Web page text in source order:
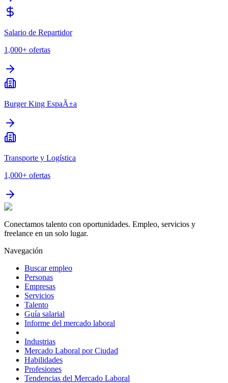
Salario de Repartidor
1,000+ ofertas
Burger King EspaÃ±a
Transporte y Logística
1,000+ ofertas
Conectamos talento con oportunidades. Empleo, servicios y
freelance en un solo lugar.
Navegación
Buscar empleo
Personas
Empresas
Servicios
Talento
Guía salarial
Informe del mercado laboral
Industrias
Mercado Laboral por Ciudad
Habilidades
Profesiones
Tendencias del Mercado Laboral